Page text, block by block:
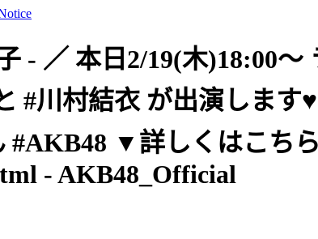
- ／ 本日2/19(木)18:00
#川村結衣 が出演しま
#AKB48 ▼詳しくはこち
- AKB48_Official